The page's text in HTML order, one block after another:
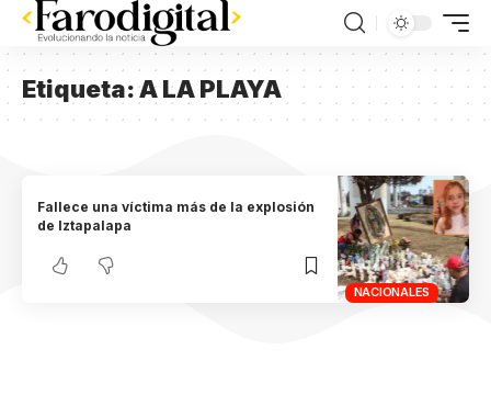
Etiqueta:A LA PLAYA
NACIONALES
Fallece una víctima más de la explosión
de Iztapalapa